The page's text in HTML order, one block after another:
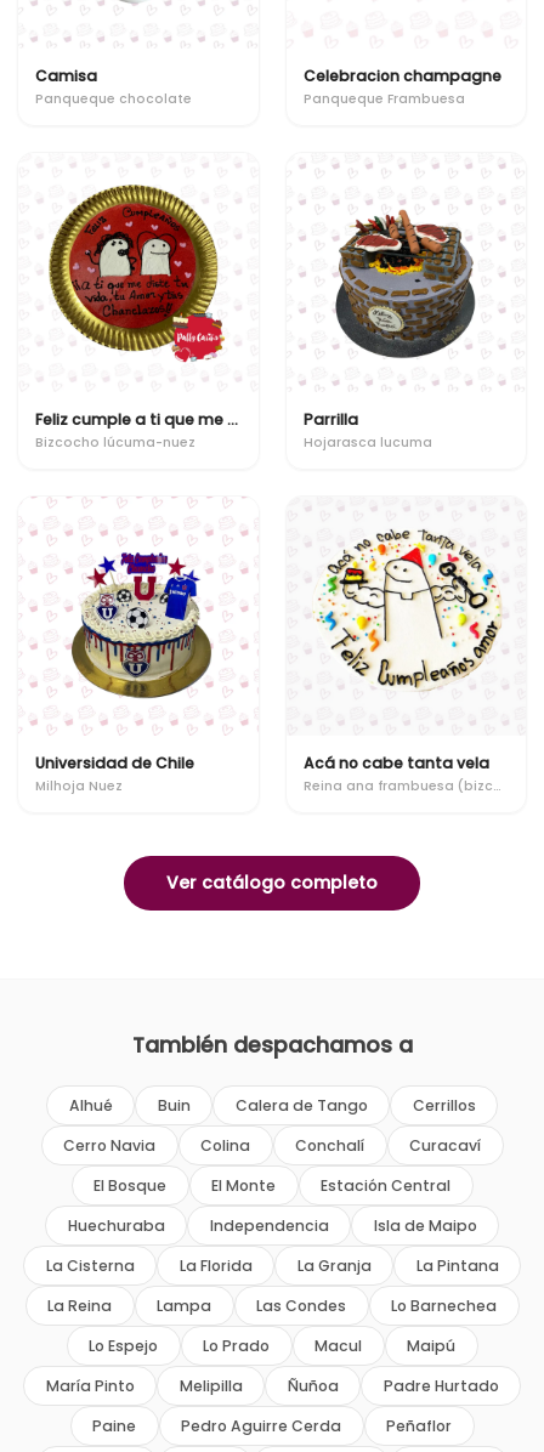
Camisa
Panqueque chocolate
Celebracion champagne
Panqueque Frambuesa
Feliz cumple a ti que me diste tu vida, tu amor y tus chanclazos!!
Bizcocho lúcuma-nuez
Parrilla
Hojarasca lucuma
Universidad de Chile
Milhoja Nuez
Acá no cabe tanta vela
Reina ana frambuesa (bizcocho-milhoja)
Ver catálogo completo
También despachamos a
Alhué Buin Calera de Tango
Cerrillos
Cerro Navia
Colina Conchalí
Curacaví
El Bosque
El Monte
Estación Central
Huechuraba
Independencia
Isla de Maipo
La Cisterna
La Florida La Granja
La Pintana
La Reina
Lampa Las Condes
Lo Barnechea
Lo Espejo
Lo Prado Macul
Maipú
María Pinto
Melipilla Ñuñoa
Padre Hurtado
Paine
Pedro Aguirre Cerda Peñaflor